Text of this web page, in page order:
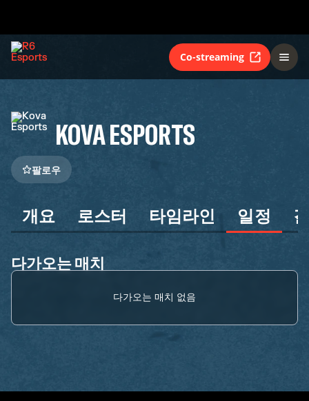
Co-streaming
KOVA ESPORTS
팔로우
개요 로스터 타임라인 일정
다가오는 매치
다가오는 매치 없음